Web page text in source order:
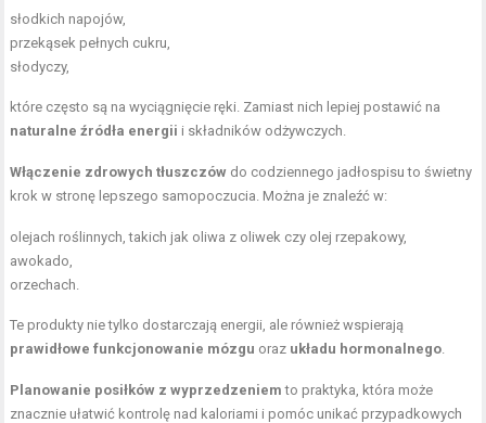
słodkich napojów,
przekąsek pełnych cukru,
słodyczy,
które często są na wyciągnięcie ręki. Zamiast nich lepiej postawić na
naturalne źródła energii i składników odżywczych.
Włączenie zdrowych tłuszczów do codziennego jadłospisu to świetny
krok w stronę lepszego samopoczucia. Można je znaleźć w:
olejach roślinnych, takich jak oliwa z oliwek czy olej rzepakowy,
awokado,
orzechach.
Te produkty nie tylko dostarczają energii, ale również wspierają
prawidłowe funkcjonowanie mózgu oraz układu hormonalnego
Planowanie posiłków z wyprzedzeniem to praktyka, która może
znacznie ułatwić kontrolę nad kaloriami i pomóc unikać przypadkowych